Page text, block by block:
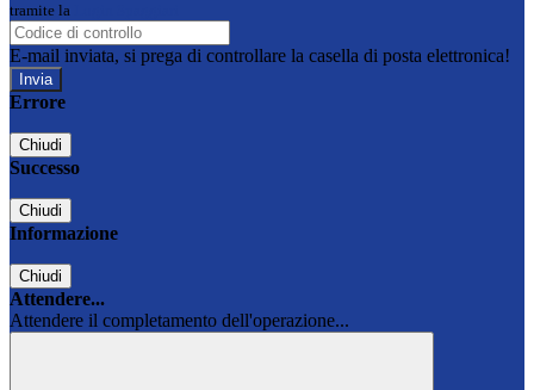
tramite la
E-mail inviata, si prega di controllare la casella di posta elettronica!
Errore
Chiudi
Successo
Chiudi
Informazione
Chiudi
Attendere...
Attendere il completamento dell'operazione...